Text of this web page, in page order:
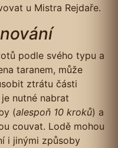
u Mistra Rejdaře.
podle svého typu a
taranem, může
ztrátu části
nutné nabrat
(alespoň 10 kroků) a
couvat. Lodě mohou
i jinými způsoby